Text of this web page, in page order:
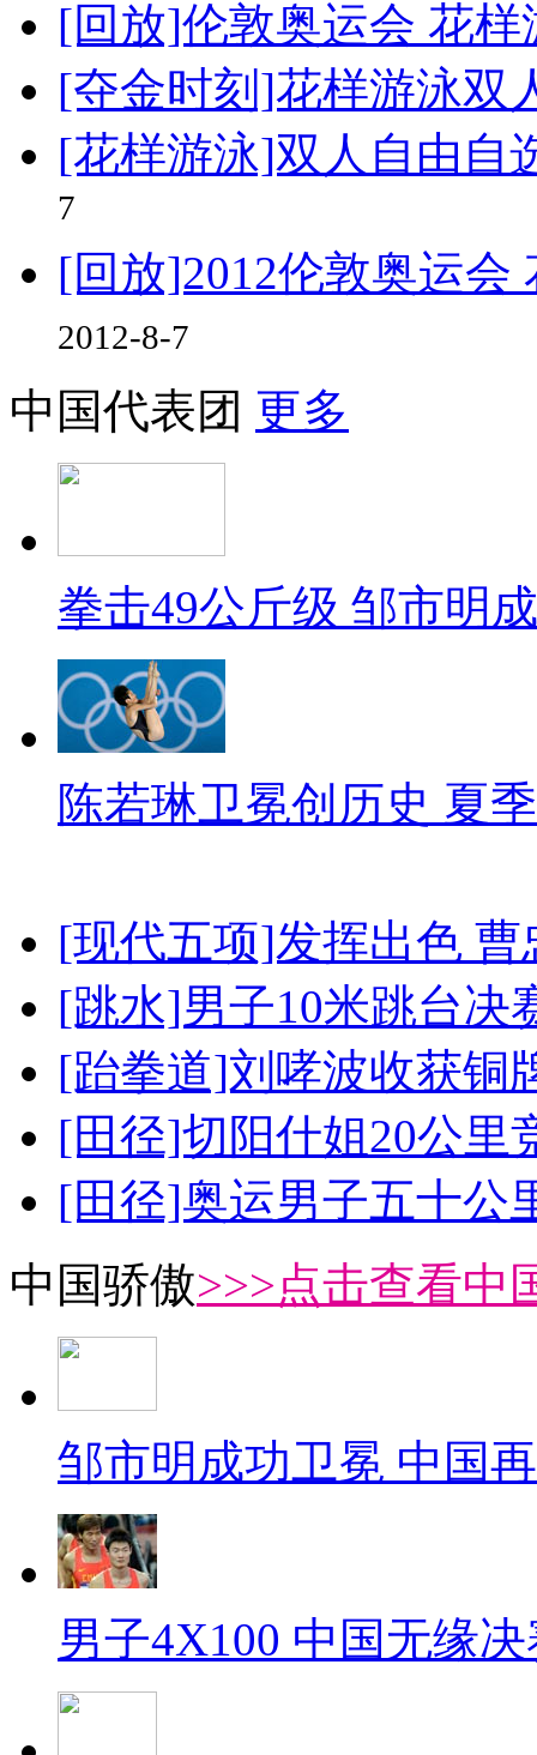
[回放]伦敦奥运会 花
[夺金时刻]花样游泳双
[花样游泳]双人自由自
7
[回放]2012伦敦奥运会
2012-8-7
中国代表团 更多
拳击49公斤级 邹市明
陈若琳卫冕创历史 夏
[现代五项]发挥出色
[跳水]男子10米跳台决
[跆拳道]刘哮波收获铜
[田径]切阳什姐20公里
[田径]奥运男子五十公
中国骄傲>>>点击查看中
邹市明成功卫冕 中国
男子4X100 中国无缘